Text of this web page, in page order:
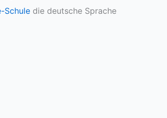
Schule die deutsche Sprache